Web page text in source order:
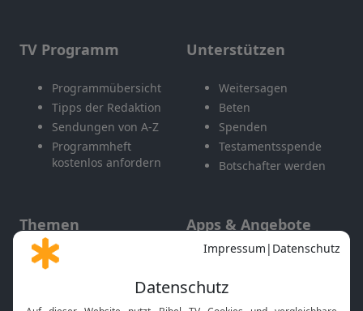
TV Programm
Programmübersicht
Tipps der Redaktion
Sendungen von A-Z
Programmheft
kostenlos anfordern
Unterstützen
Weitersagen
Beten
Spenden
Testamentsspende
Botschafter werden
Themen
Gott und Bibel erklärt
Apps & Angebote
Mobile App